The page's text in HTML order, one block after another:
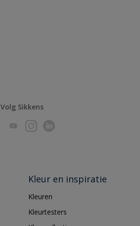
Volg Sikkens
Kleur en inspiratie
Kleuren
Kleurtesters